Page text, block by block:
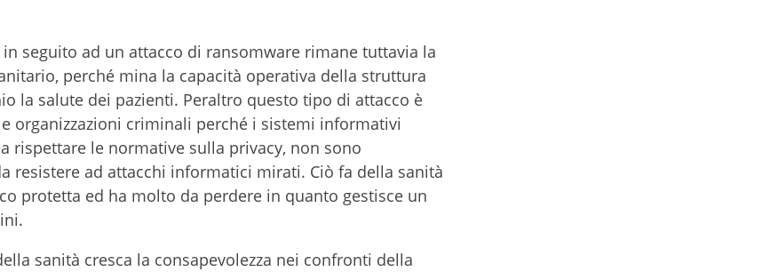
seguito ad un attacco di ransomware rimane tuttavia la
perché mina la capacità operativa della struttura
la salute dei pazienti. Peraltro questo tipo di attacco è
organizzazioni criminali perché i sistemi informativi
rispettare le normative sulla privacy, non sono
resistere ad attacchi informatici mirati. Ciò fa della sanità
protetta ed ha molto da perdere in quanto gestisce un
sanità cresca la consapevolezza nei confronti della